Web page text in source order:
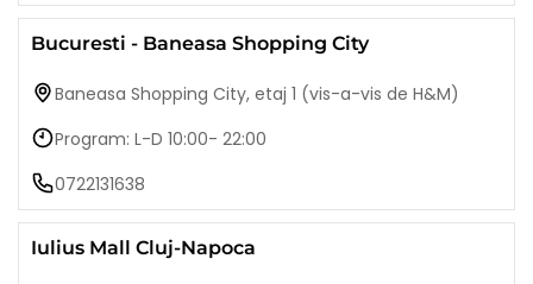
Bucuresti - Baneasa Shopping City
Baneasa Shopping City, etaj 1 (vis-a-vis de H&M)
Program: L-D 10:00- 22:00
0722131638
Iulius Mall Cluj-Napoca